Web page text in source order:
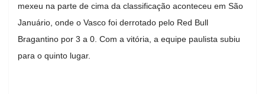
mexeu na parte de cima da classificação aconteceu em São
Januário, onde o Vasco foi derrotado pelo Red Bull
Bragantino por 3 a 0. Com a vitória, a equipe paulista subiu
para o quinto lugar.